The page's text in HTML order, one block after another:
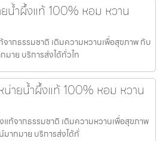
น้ำผึ้งแท้ 100% หอม หวาน
ากธรรมชาติ เติมความหวานเพื่อสุขภาพ กับ
มาย บริการส่งได้ทั่วไท
ายน้ำผึ้งแท้ 100% หอม หวาน
ท้จากธรรมชาติ เติมความหวานเพื่อสุขภาพ
มากมาย บริการส่งได้ทั่